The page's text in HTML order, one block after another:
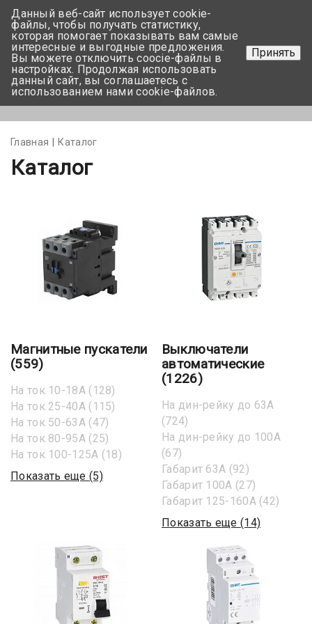
+375 17-350-99-56
+375 44-752-82-08
Задать вопрос
Главная Каталог
Каталог
Магнитные пускатели
(559)
На ток 10-18А (128)
На ток 25-40А (115)
На ток 50-63А (47)
На ток 80-95А (25)
На ток 100-125А (18)
Показать еще (5)
Выключатели
автоматические
(1226)
На дин-рейку до 63А
(724)
На дин-рейку до 100А
(67)
Габарит 63А (92)
Габарит 100А (27)
Габарит 125-160А (42)
Показать еще (14)
Данный веб-сайт использует cookie-
файлы, чтобы получать статистику,
которая помогает показывать вам самые
интересные и выгодные предложения.
Вы можете отключить coocie-файлы в
настройках. Продолжая использовать
данный сайт, вы соглашаетесь с
использованием нами cookie-файлов.
Принять